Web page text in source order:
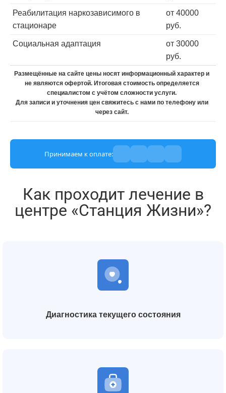
Реабилитация наркозависимого в
стационаре
от 40000
руб.
Социальная адаптация
от 30000
руб.
Размещённые на сайте цены носят информационный характер и
не являются офертой. Итоговая стоимость определяется
специалистом с учётом сложности услуги.
Для записи и уточнения цен свяжитесь с нами по телефону или
через сайт.
Принимаем к оплате:
Как проходит лечение в
центре «Станция Жизни»?
Диагностика текущего состояния